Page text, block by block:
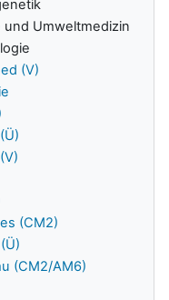
Umweltmedizin
(V)
(CM2)
(CM2/AM6)